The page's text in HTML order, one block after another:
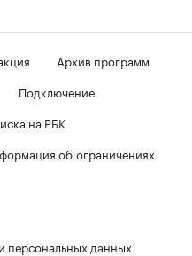
Архив программ
Подключение
на РБК
об ограничениях
персональных данных